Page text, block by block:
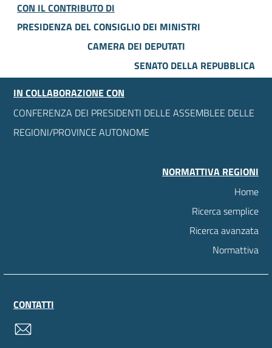
CON IL CONTRIBUTO DI
PRESIDENZA DEL CONSIGLIO DEI MINISTRI
CAMERA DEI DEPUTATI
SENATO DELLA REPUBBLICA
IN COLLABORAZIONE CON
CONFERENZA DEI PRESIDENTI DELLE ASSEMBLEE DELLE
REGIONI/PROVINCE AUTONOME
NORMATTIVA REGIONI
Home
Ricerca semplice
Ricerca avanzata
Normattiva
CONTATTI